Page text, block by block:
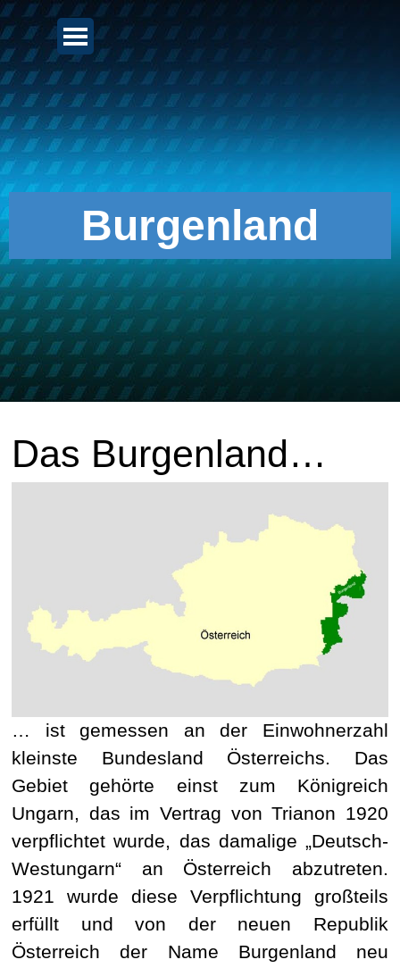
Direkt zum Seiteninhalt
Menü überspringen
Burgenland
Das Burgenland…
… ist gemessen an der Einwohnerzahl
kleinste Bundesland Österreichs. Das
Gebiet gehörte einst zum Königreich
Ungarn, das im Vertrag von Trianon 1920
verpflichtet wurde, das damalige „Deutsch-
Westungarn“ an Österreich abzutreten.
1921 wurde diese Verpflichtung großteils
erfüllt und von der neuen Republik
Österreich der Name Burgenland neu